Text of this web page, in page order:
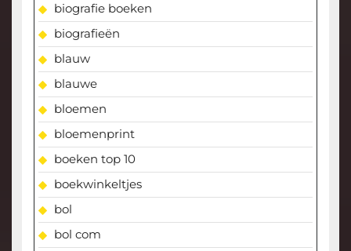
biografie boeken
biografieën
blauw
blauwe
bloemen
bloemenprint
boeken top 10
boekwinkeltjes
bol
bol com